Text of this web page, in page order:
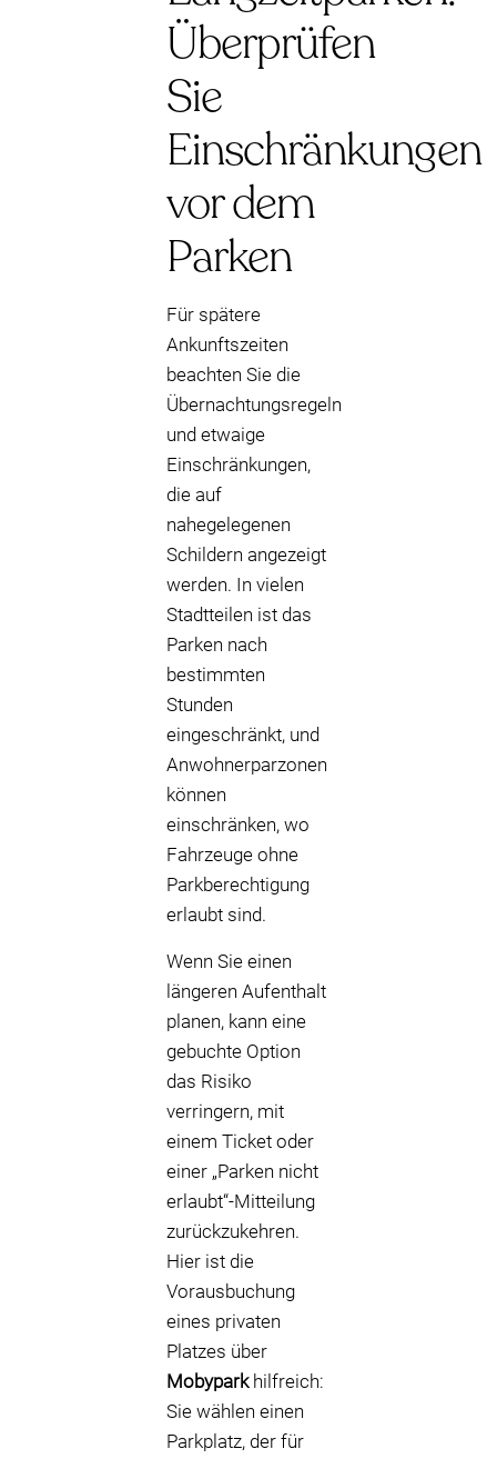
Überprüfen
Sie
Einschränkungen
vor dem
Parken
Für spätere
Ankunftszeiten
beachten Sie die
Übernachtungsregeln
und etwaige
Einschränkungen,
die auf
nahegelegenen
Schildern angezeigt
werden. In vielen
Stadtteilen ist das
Parken nach
bestimmten
Stunden
eingeschränkt, und
Anwohnerparzonen
können
einschränken, wo
Fahrzeuge ohne
Parkberechtigung
erlaubt sind.
Wenn Sie einen
längeren Aufenthalt
planen, kann eine
gebuchte Option
das Risiko
verringern, mit
einem Ticket oder
einer „Parken nicht
erlaubt“-Mitteilung
zurückzukehren.
Hier ist die
Vorausbuchung
eines privaten
Platzes über
Mobyparkhilfreich:
Sie wählen einen
Parkplatz, der für